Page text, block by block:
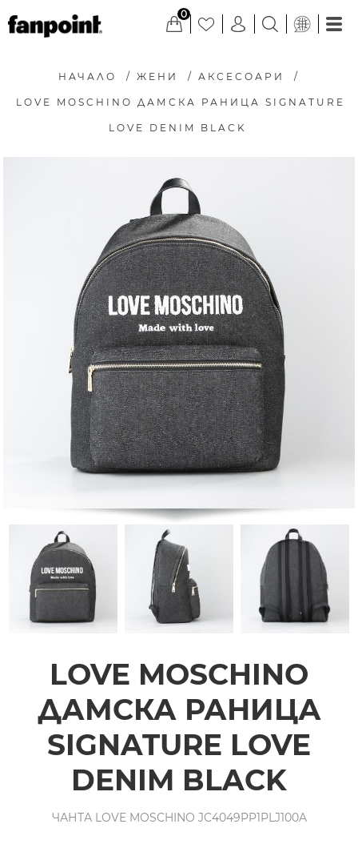
0
НАЧАЛО / ЖЕНИ / АКСЕСОАРИ /
LOVE MOSCHINO ДАМСКА РАНИЦА SIGNATURE
LOVE DENIM BLACK
LOVE MOSCHINO
ДАМСКА РАНИЦА
SIGNATURE LOVE
DENIM BLACK
ЧАНТА LOVE MOSCHINO JC4049PP1PLJ100A